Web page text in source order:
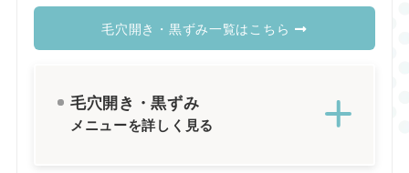
毛穴開き・黒ずみ一覧はこちら
毛穴開き・黒ずみ
メニューを詳しく見る